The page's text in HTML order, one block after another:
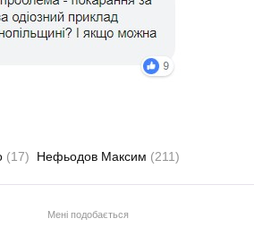
(17) Нефьодов Максим (211)
Мені подобається